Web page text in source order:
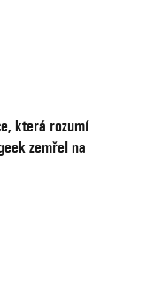
která rozumí
zemřel na